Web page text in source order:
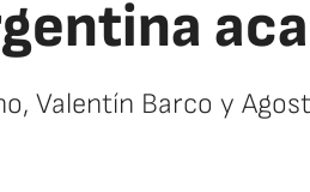
Valentín Barco y